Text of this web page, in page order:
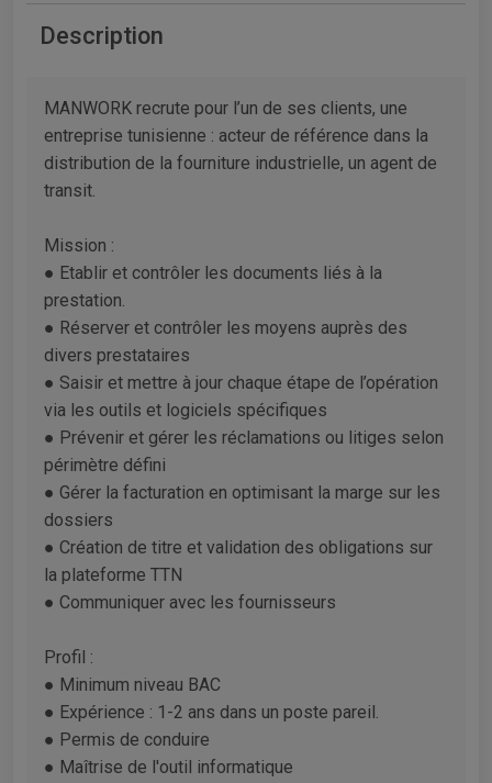
Description
MANWORK recrute pour l’un de ses clients, une
entreprise tunisienne : acteur de référence dans la
distribution de la fourniture industrielle, un agent de
transit.
Mission :
● Etablir et contrôler les documents liés à la
prestation.
● Réserver et contrôler les moyens auprès des
divers prestataires
● Saisir et mettre à jour chaque étape de l’opération
via les outils et logiciels spécifiques
● Prévenir et gérer les réclamations ou litiges selon
périmètre défini
● Gérer la facturation en optimisant la marge sur les
dossiers
● Création de titre et validation des obligations sur
la plateforme TTN
● Communiquer avec les fournisseurs
Profil :
● Minimum niveau BAC
● Expérience : 1-2 ans dans un poste pareil.
● Permis de conduire
● Maîtrise de l'outil informatique